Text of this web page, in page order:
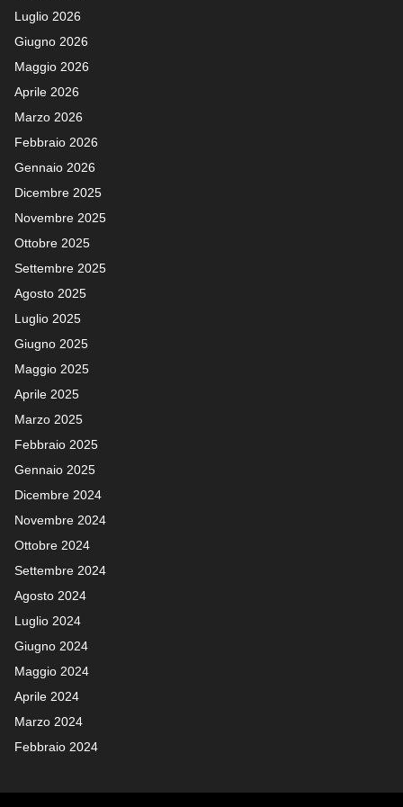
Luglio 2026
Giugno 2026
Maggio 2026
Aprile 2026
Marzo 2026
Febbraio 2026
Gennaio 2026
Dicembre 2025
Novembre 2025
Ottobre 2025
Settembre 2025
Agosto 2025
Luglio 2025
Giugno 2025
Maggio 2025
Aprile 2025
Marzo 2025
Febbraio 2025
Gennaio 2025
Dicembre 2024
Novembre 2024
Ottobre 2024
Settembre 2024
Agosto 2024
Luglio 2024
Giugno 2024
Maggio 2024
Aprile 2024
Marzo 2024
Febbraio 2024